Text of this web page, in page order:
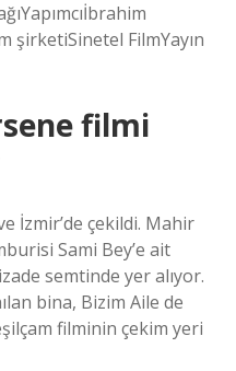
şirketiSinetel FilmYayın
filmi
İzmir’de çekildi. Mahir
Sami Bey’e ait
semtinde yer alıyor.
bina, Bizim Aile de
filminin çekim yeri